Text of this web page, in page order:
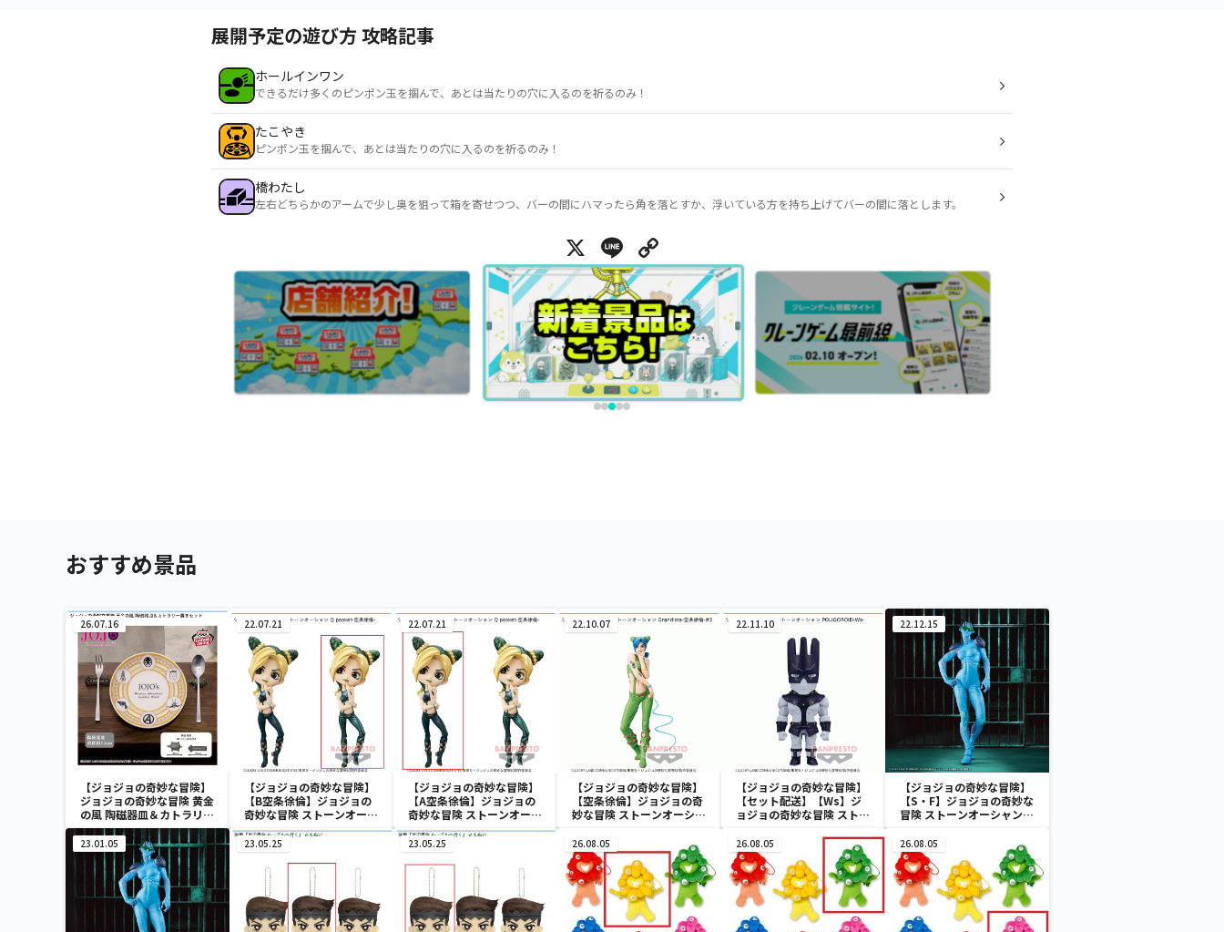
展開予定の遊び方 攻略記事
ホールインワン
できるだけ多くのピンポン玉を掴んで、あとは当たりの穴に入るのを祈るのみ！
たこやき
ピンポン玉を掴んで、あとは当たりの穴に入るのを祈るのみ！
橋わたし
左右どちらかのアームで少し奥を狙って箱を寄せつつ、バーの間にハマったら角を落とすか、浮いている方を持ち上げてバーの間に落とします。
X Line
おすすめ景品
26.07.16
【ジョジョの奇妙な冒険】
ジョジョの奇妙な冒険 黄金
の風 陶磁器皿＆カトラリー
置きセット
22.07.21
【ジョジョの奇妙な冒険】
【B空条徐倫】ジョジョの
奇妙な冒険 ストーンオーシ
ャン Q posket-空条徐倫-
22.07.21
【ジョジョの奇妙な冒険】
【A空条徐倫】ジョジョの
奇妙な冒険 ストーンオーシ
ャン Q posket-空条徐倫-
22.10.07
【ジョジョの奇妙な冒険】
【空条徐倫】ジョジョの奇
妙な冒険 ストーンオーシャ
#2
22.11.10
【ジョジョの奇妙な冒険】
【セット配送】【Ws】ジ
ョジョの奇妙な冒険 ストー
POLIGOROID-Ws-
22.12.15
【ジョジョの奇妙な冒険】
【S・F】ジョジョの奇妙な
冒険 ストーンオーシャン
23.01.05 23.05.25 23.05.25 26.08.05 26.08.05 26.08.05